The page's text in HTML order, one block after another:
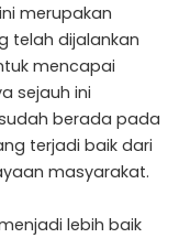
merupakan
telah dijalankan
mencapai
sejauh ini
berada pada
terjadi baik dari
masyarakat.
lebih baik